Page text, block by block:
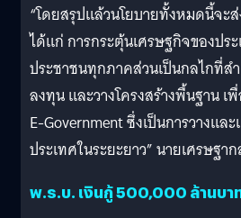
“โดยสรุปแล้วนโยบายทั้งหมดนี้จะ
ได้แก่ การกระตุ้นเศรษฐกิจของปร
ประชาชนทุกภาคส่วนเป็นกลไกที่
ลงทุน และวางโครงสร้างพื้นฐาน
E-Government ซึ่งเป็นการวางแล
ประเทศในระยะยาว” นายเศรษฐา
พ.ร.บ. เงินกู้ 500,000 ล้านบา